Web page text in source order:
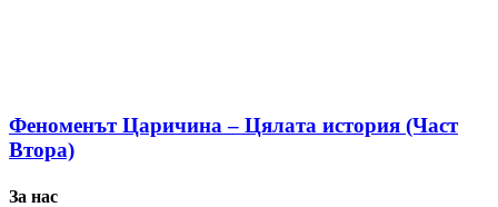
Феноменът Царичина – Цялата история (Част
Втора)
За нас